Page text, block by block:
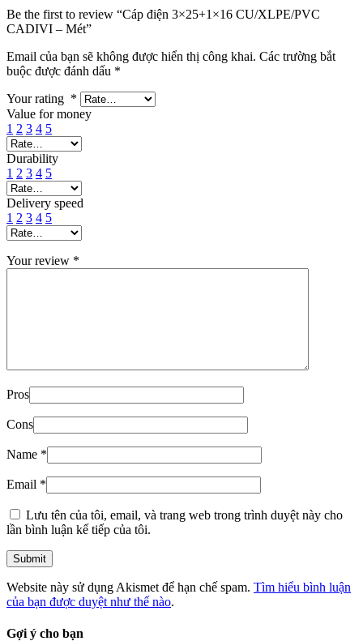
Be the first to review “Cáp điện 3×25+1×16 CU/XLPE/PVC
CADIVI – Mét”
Email của bạn sẽ không được hiển thị công khai. Các trường bắt
buộc được đánh dấu *
Your rating *
Value for money
1 2 3 4 5
Durability
1 2 3 4 5
Delivery speed
1 2 3 4 5
Your review *
Pros
Cons
Name *
Email *
Lưu tên của tôi, email, và trang web trong trình duyệt này cho
lần bình luận kế tiếp của tôi.
Website này sử dụng Akismet để hạn chế spam. Tìm hiểu bình luận
của bạn được duyệt như thế nào.
Gợi ý cho bạn